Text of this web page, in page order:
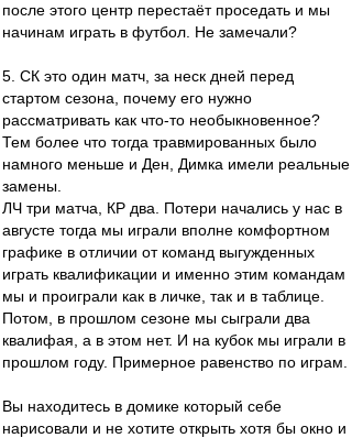
после этого центр перестаёт проседать и мы
начинам играть в футбол. Не замечали?
5. СК это один матч, за неск дней перед
стартом сезона, почему его нужно
рассматривать как что-то необыкновенное?
Тем более что тогда травмированных было
намного меньше и Ден, Димка имели реальные
замены.
ЛЧ три матча, КР два. Потери начались у нас в
августе тогда мы играли вполне комфортном
графике в отличии от команд выгужденных
играть квалификации и именно этим командам
мы и проиграли как в личке, так и в таблице.
Потом, в прошлом сезоне мы сыграли два
квалифая, а в этом нет. И на кубок мы играли в
прошлом году. Примерное равенство по играм.
Вы находитесь в домике который себе
нарисовали и не хотите открыть хотя бы окно и